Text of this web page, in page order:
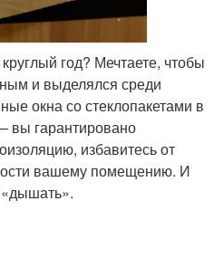
год? Мечтаете, чтобы
и выделялся среди
окна со стеклопакетами в
вы гарантировано
избавитесь от
вашему помещению. И